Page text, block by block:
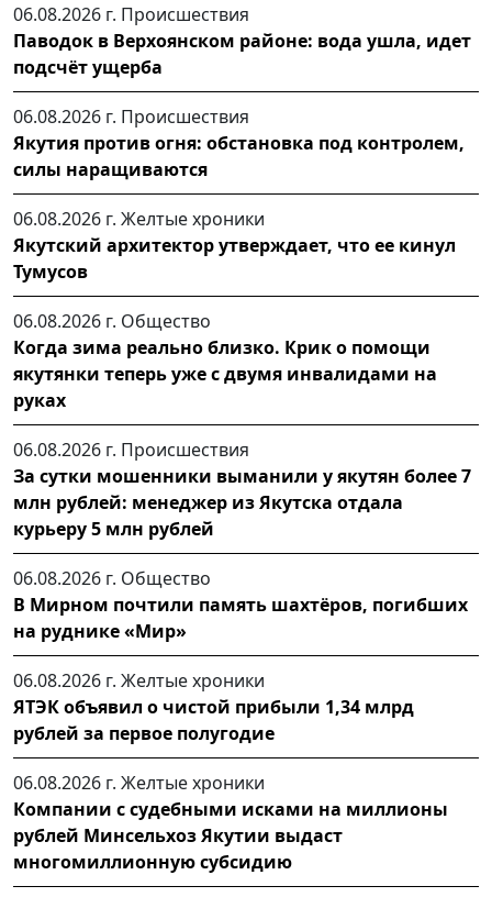
06.08.2026 г. Происшествия
Паводок в Верхоянском районе: вода ушла, идет
подсчёт ущерба
06.08.2026 г. Происшествия
Якутия против огня: обстановка под контролем,
силы наращиваются
06.08.2026 г. Желтые хроники
Якутский архитектор утверждает, что ее кинул
Тумусов
06.08.2026 г. Общество
Когда зима реально близко. Крик о помощи
якутянки теперь уже с двумя инвалидами на
руках
06.08.2026 г. Происшествия
За сутки мошенники выманили у якутян более 7
млн рублей: менеджер из Якутска отдала
курьеру 5 млн рублей
06.08.2026 г. Общество
В Мирном почтили память шахтёров, погибших
на руднике «Мир»
06.08.2026 г. Желтые хроники
ЯТЭК объявил о чистой прибыли 1,34 млрд
рублей за первое полугодие
06.08.2026 г. Желтые хроники
Компании с судебными исками на миллионы
рублей Минсельхоз Якутии выдаст
многомиллионную субсидию